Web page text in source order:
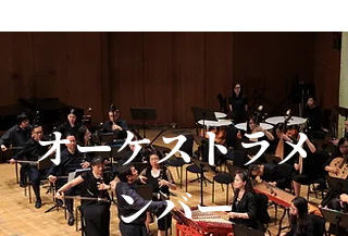
オーケストラメ
ンバー